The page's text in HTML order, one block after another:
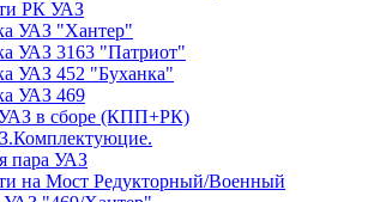
РК УАЗ
УАЗ "Хантер"
УАЗ 3163 "Патриот"
УАЗ 452 "Буханка"
УАЗ 469
в сборе (КПП+РК)
пара УАЗ
на Мост Редукторный/Военный